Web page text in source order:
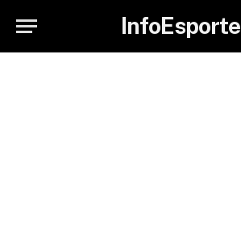
InfoEsporte